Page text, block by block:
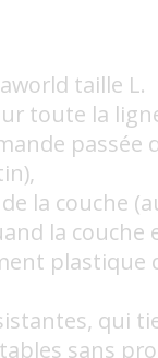
taille L.
toute la
passée
la couche
la couche
plastique
qui
sans